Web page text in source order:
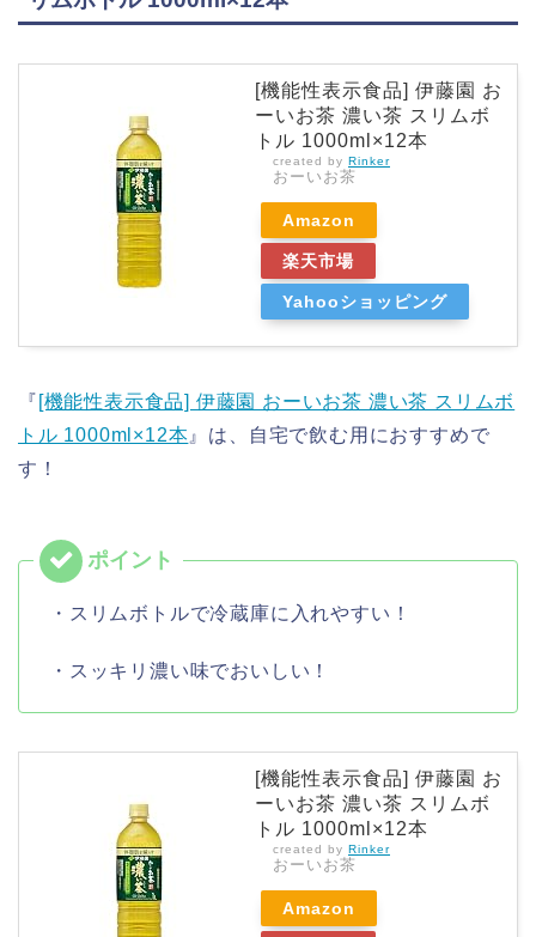
[機能性表示食品] 伊藤園 お
ーいお茶 濃い茶 スリムボ
トル 1000ml×12本
created by Rinker
おーいお茶
Amazon
楽天市場
Yahooショッピング
『 [機能性表示食品] 伊藤園 おーいお茶 濃い茶 スリムボ
トル 1000ml×12本 』は、自宅で飲む用におすすめで
す！
・スリムボトルで冷蔵庫に入れやすい！
・スッキリ濃い味でおいしい！
[機能性表示食品] 伊藤園 お
ーいお茶 濃い茶 スリムボ
トル 1000ml×12本
created by Rinker
おーいお茶
Amazon